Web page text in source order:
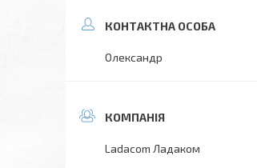
Олександр
Ladacom Ладаком